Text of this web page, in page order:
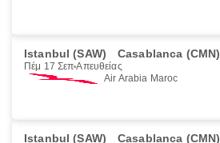
Istanbul (SAW) Casablanca (CMN)
Πέμ 17 Σεπ Απευθείας
Air Arabia Maroc
Istanbul (SAW) Casablanca (CMN)